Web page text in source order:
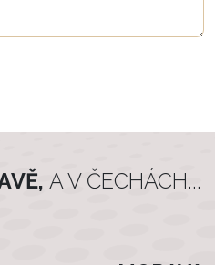
A V ČECHÁCH...